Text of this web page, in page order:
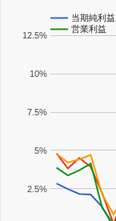
当期純利益
営業利益
2.5%
5%
7.5%
10%
12.5%